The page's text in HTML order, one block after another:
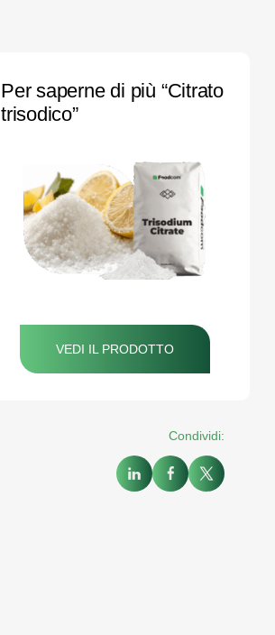
Per saperne di più “Citrato
trisodico”
VEDI IL PRODOTTO
Condividi: